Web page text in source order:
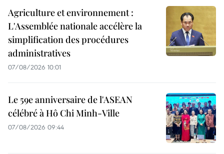
Agriculture et environnement :
L'Assemblée nationale accélère la
simplification des procédures
administratives
07/08/2026 10:01
Le 59e anniversaire de l'ASEAN
célébré à Hô Chi Minh-Ville
07/08/2026 09:44